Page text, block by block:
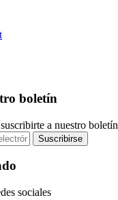
boletín
a nuestro boletín
Suscribirse
sociales